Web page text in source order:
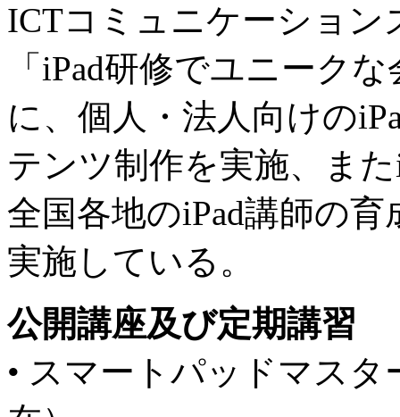
ICTコミュニケーション
「iPad研修でユニーク
に、個人・法人向けの
テンツ制作を実施、ま
全国各地のiPad講師の
実施している。
公開講座及び定期講習
• スマートパッドマスタ